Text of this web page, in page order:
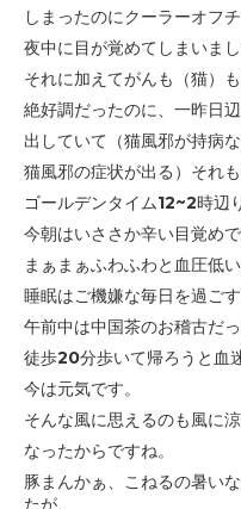
しまったのにクーラーオフ
夜中に目が覚めてしまいまし
それに加えてがんも（猫）
絶好調だったのに、一昨日
出していて （猫風邪が持病
猫風邪の症状が出る） それ
ゴールデンタイム12~2時辺
今朝はいささか辛い目覚めで
まぁまぁふわふわと血圧低
睡眠はご機嫌な毎日を過ご
午前中は中国茶のお稽古だ
徒歩20分歩いて帰ろうと血
今は元気です。
そんな風に思えるのも風に
なったからですね。
豚まんかぁ、こねるの暑い
たが、